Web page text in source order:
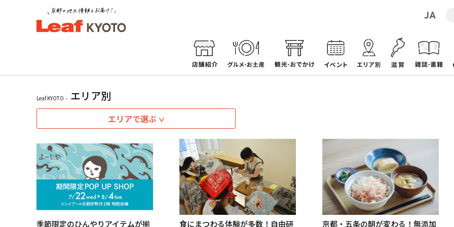
Leaf KYOTO エリア別
エリアで選ぶ
季節限定のひんやりアイテムが揃 食にまつわる体験が多数！自由研 京都・五条の朝が変わる！無添加